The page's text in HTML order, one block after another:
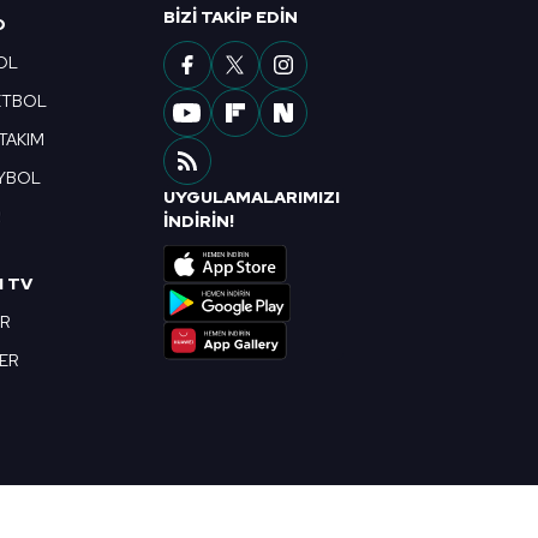
TV
BIZI TAKIP EDIN
UYGULAMALARIMIZI
İNDİRİN!